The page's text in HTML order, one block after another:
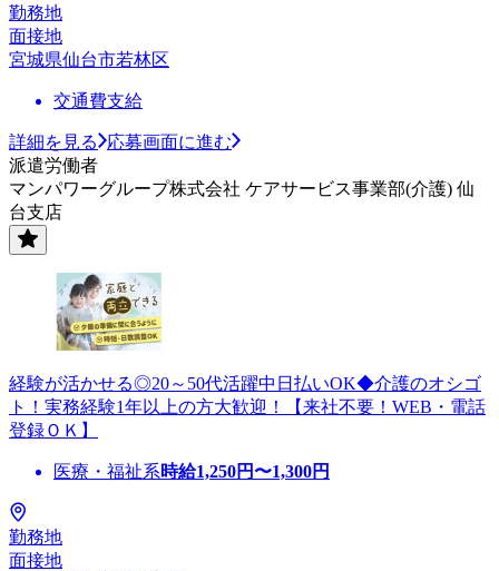
勤務地
面接地
宮城県仙台市若林区
交通費支給
詳細を見る
応募画面に進む
派遣労働者
マンパワーグループ株式会社 ケアサービス事業部(介護) 仙
台支店
経験が活かせる◎20～50代活躍中日払いOK◆介護のオシゴ
ト！実務経験1年以上の方大歓迎！【来社不要！WEB・電話
登録ＯＫ】
医療・福祉系時給1,250円〜1,300円
勤務地
面接地